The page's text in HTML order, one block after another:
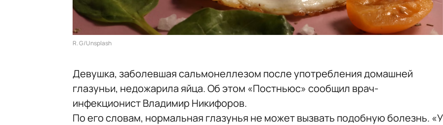
R. G/Unsplash
Девушка, заболевшая сальмонеллезом после употребления домашней
глазуньи, недожарила яйца. Об этом «Постньюс» сообщил врач-
инфекционист Владимир Никифоров.
По его словам, нормальная глазунья не может вызвать подобную болезнь. «У